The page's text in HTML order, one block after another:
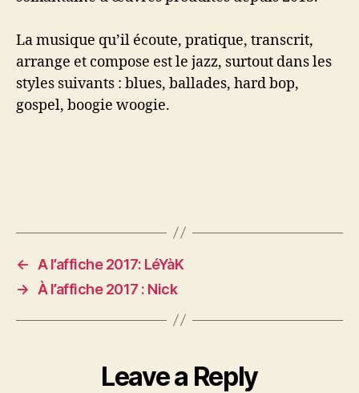
La musique qu’il écoute, pratique, transcrit,
arrange et compose est le jazz, surtout dans les
styles suivants : blues, ballades, hard bop,
gospel, boogie woogie.
←
A l’affiche 2017: LéYàK
→
À l’affiche 2017 : Nick
Leave a Reply